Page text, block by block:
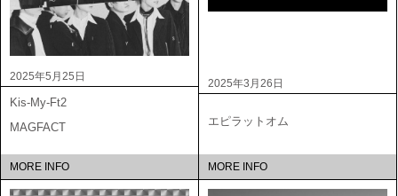
2025年5月25日
Kis-My-Ft2
MAGFACT
MORE INFO
2025年3月26日
エピラットオム
MORE INFO